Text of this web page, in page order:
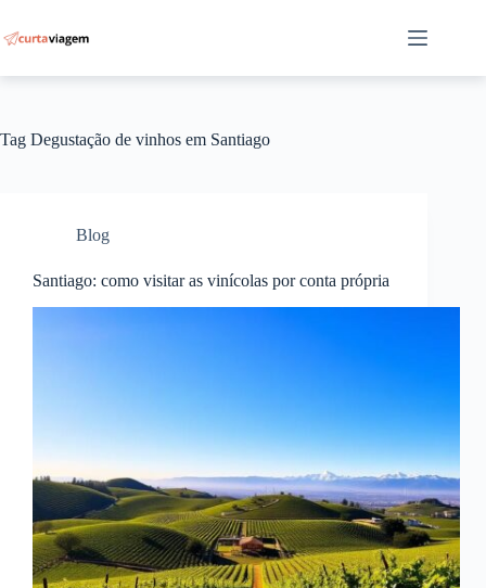
para
o
Tag Degustação de vinhos em Santiago
Blog
Santiago: como visitar as vinícolas por conta própria